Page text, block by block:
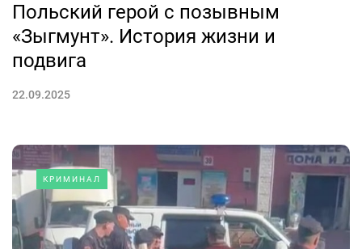
Польский герой с позывным
«Зыгмунт». История жизни и
подвига
22.09.2025
КРИМИНАЛ